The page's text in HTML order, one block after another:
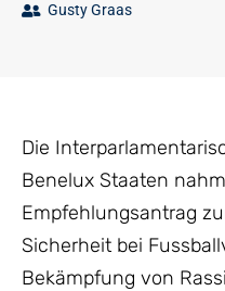
Gusty Graas
Die
Benelux Staaten
Empfehlungsantrag
Sicherheit bei
Bekämpfung von